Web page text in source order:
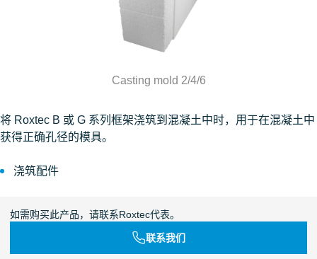
将 Roxtec B 或 G 系列框架浇筑到混凝土中时，用于在混凝土中
获得正确孔径的模具。
浇筑配件
如需购买此产品，请联系Roxtec代表。
联系我们
Casting mold 2/4/6